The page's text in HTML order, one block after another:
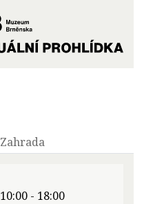
Zahrada
10:00 - 18:00